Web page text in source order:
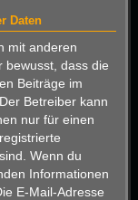
Daten
mit anderen
bewusst, dass die
Beiträge im
Betreiber kann
nur für einen
Wenn du
Informationen
E-Mail-Adresse